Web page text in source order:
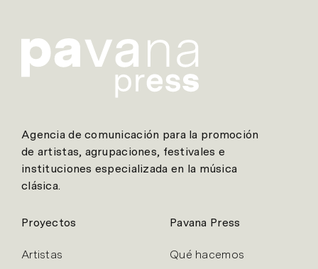
Agencia de comunicación para la promoción
de artistas, agrupaciones, festivales e
instituciones especializada en la música
clásica.
Proyectos
Artistas
Pavana Press
Qué hacemos